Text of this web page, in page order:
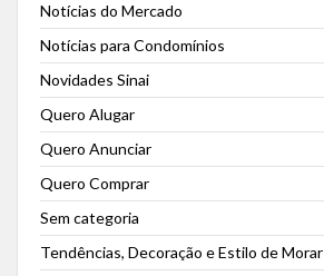
Notícias do Mercado
Notícias para Condomínios
Novidades Sinai
Quero Alugar
Quero Anunciar
Quero Comprar
Sem categoria
Tendências, Decoração e Estilo de Morar